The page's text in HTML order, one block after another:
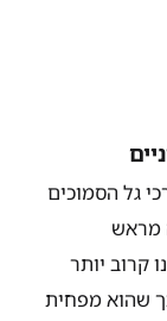
גל הסמוכים
מראש
קרוב יותר
שהוא מפחית